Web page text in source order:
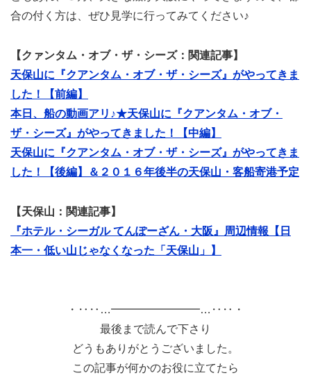
合の付く方は、ぜひ見学に行ってみてください♪
【クァンタム・オブ・ザ・シーズ：関連記事】
天保山に『クアンタム・オブ・ザ・シーズ』がやってきま
した！【前編】
本日、船の動画アリ♪★天保山に『クアンタム・オブ・
ザ・シーズ』がやってきました！【中編】
天保山に『クアンタム・オブ・ザ・シーズ』がやってきま
した！【後編】＆２０１６年後半の天保山・客船寄港予定
【天保山：関連記事】
『ホテル・シーガル てんぽーざん・大阪』周辺情報【日
本一・低い山じゃなくなった「天保山」】
・‥‥…━━━━━━━━…‥‥・
最後まで読んで下さり
どうもありがとうございました。
この記事が何かのお役に立てたら